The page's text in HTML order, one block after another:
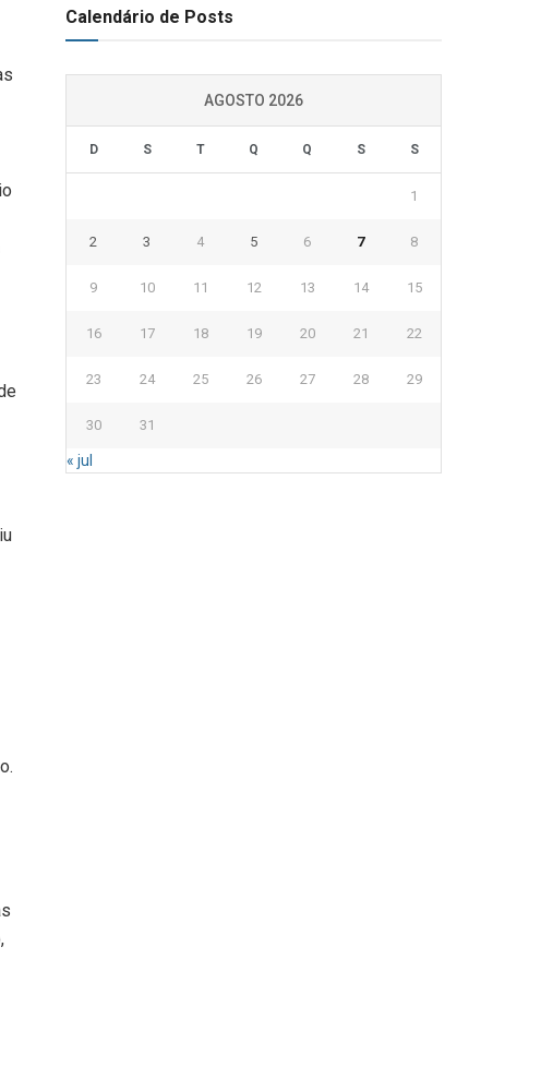
Calendário de Posts
AGOSTO 2026
D S T Q Q S S
1
2 3 4 5 6 7 8
9 10 11 12 13 14 15
16 17 18 19 20 21 22
23 24 25 26 27 28 29
30 31
« jul